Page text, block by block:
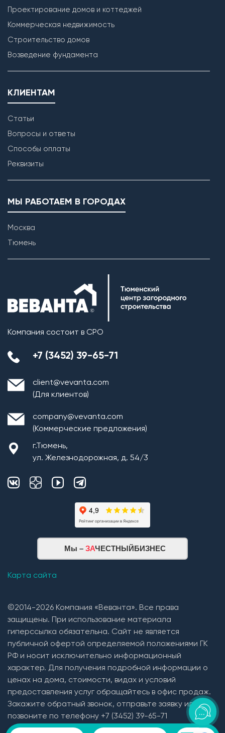
Проектирование домов и коттеджей
Коммерческая недвижимость
Строительство домов
Возведение фундамента
КЛИЕНТАМ
Статьи
Вопросы и ответы
Способы оплаты
Реквизиты
МЫ РАБОТАЕМ В ГОРОДАХ
Москва
Тюмень
Компания состоит в СРО
+7 (3452) 39-65-71
client@vevanta.com
(Для клиентов)
company@vevanta.com
(Коммерческие предложения)
г.Тюмень,
ул. Железнодорожная, д. 54/3
Мы – ЗАЧЕСТНЫЙБИЗНЕС
Карта сайта
©2014-2026 Компания «Веванта». Все права
защищены. При использование материала
гиперссылка обязательна. Сайт не является
публичной офертой определяемой положениями ГК
РФ и носит исключительно информационный
характер. Для получения подробной информации о
ценах на дома, стоимости, видах и условий
предоставления услуг обращайтесь в офис продаж.
Закажите обратный звонок, отправьте заявку или
позвоните по телефону +7 (3452) 39-65-71